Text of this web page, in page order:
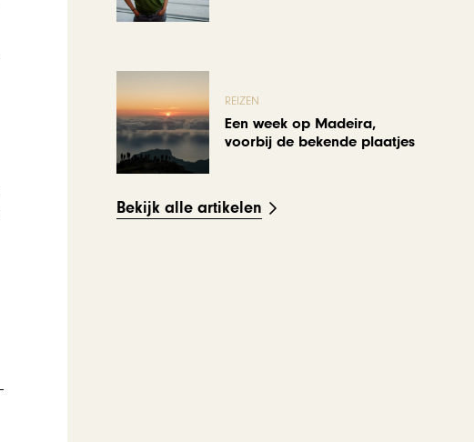
REIZEN
Een week op Madeira,
voorbij de bekende plaatjes
Bekijk alle artikelen